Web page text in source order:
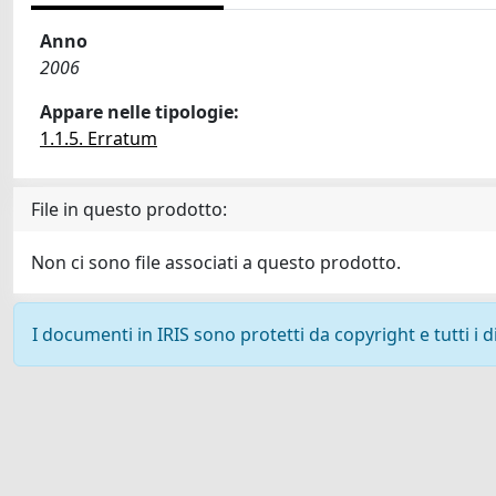
Anno
2006
Appare nelle tipologie:
1.1.5. Erratum
File in questo prodotto:
Non ci sono file associati a questo prodotto.
I documenti in IRIS sono protetti da copyright e tutti i